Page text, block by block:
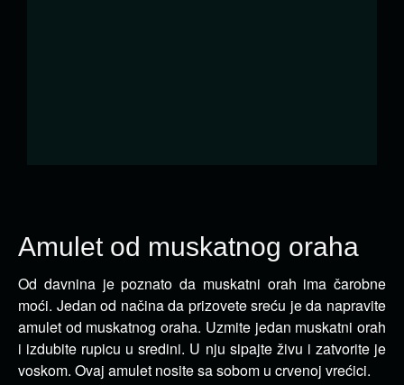
Amulet od muskatnog oraha
Od davnina je poznato da muskatni orah ima čarobne
moći. Jedan od načina da prizovete sreću je da napravite
amulet od muskatnog oraha. Uzmite jedan muskatni orah
i izdubite rupicu u sredini. U nju sipajte živu i zatvorite je
voskom. Ovaj amulet nosite sa sobom u crvenoj vrećici.